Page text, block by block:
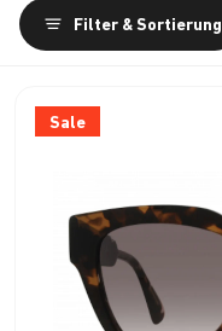
Filter & Sortierung
Sale